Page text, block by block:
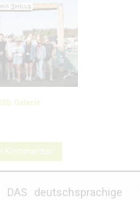
Galerie
Kommentar
deutschsprachige